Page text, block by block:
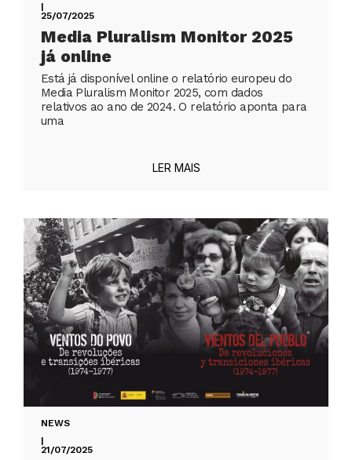
|
25/07/2025
Media Pluralism Monitor 2025
já online
Está já disponível online o relatório europeu do
Media Pluralism Monitor 2025, com dados
relativos ao ano de 2024. O relatório aponta para
uma
LER MAIS
NEWS
|
21/07/2025